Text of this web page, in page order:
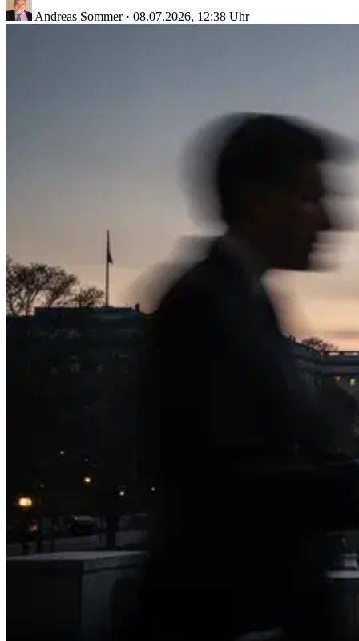
Andreas Sommer · 08.07.2026, 12:38 Uhr